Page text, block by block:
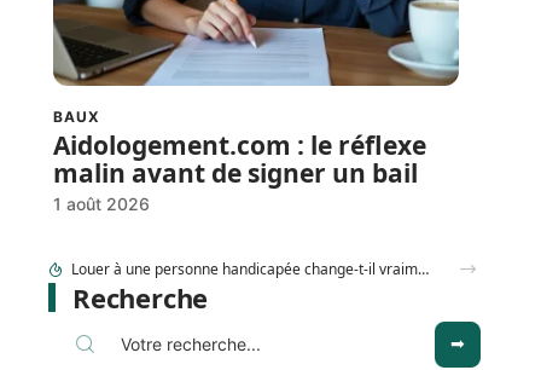
BAUX
Aidologement.com : le réflexe
malin avant de signer un bail
1 août 2026
Vente appartement à Marrakech : quelles erreurs font fuir les acheteurs ?
Recherche